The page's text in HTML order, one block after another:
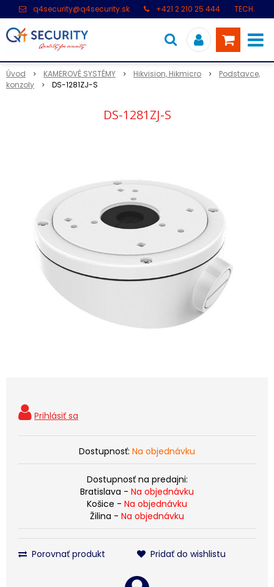
q4security@q4security.sk +421 2 210 25 444
TECH.
Úvod KAMEROVÉ SYSTÉMY Hikvision, Hikmicro
Podstavce,
konzoly
DS-1281ZJ-S
DS-1281ZJ-S
Dostupnosť: Na objednávku
Dostupnosť na predajni:
Bratislava - Na objednávku
Košice - Na objednávku
Žilina - Na objednávku
Porovnať produkt Pridať do wishlistu